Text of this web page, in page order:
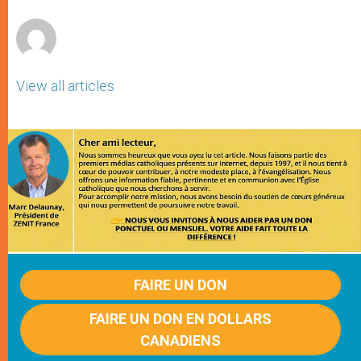
View all articles
FAIRE UN DON
FAIRE UN DON EN DOLLARS
CANADIENS